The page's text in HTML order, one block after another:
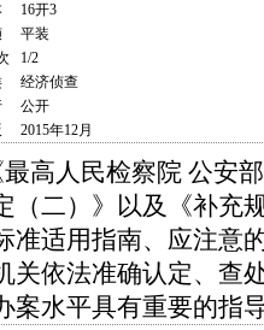
16开3
平装
1/2
经济侦查
公开
2015年12月
高人民检察院 公安
（二）》以及《补充
准适用指南、应注意
关依法准确认定、查
案水平具有重要的指